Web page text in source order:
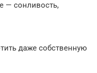
— сонливость,
даже собственную